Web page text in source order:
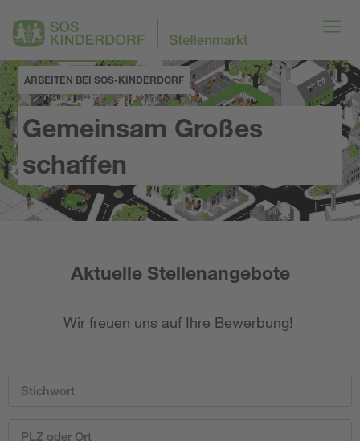
ARBEITEN BEI SOS-KINDERDORF
Gemeinsam Großes
schaffen
Aktuelle Stellenangebote
Wir freuen uns auf Ihre Bewerbung!